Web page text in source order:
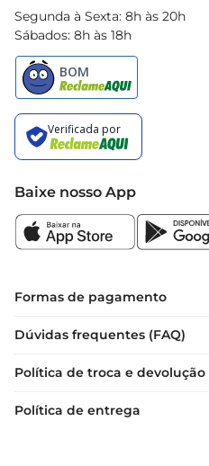
Segunda à Sexta: 8h às 20h
Sábados: 8h às 18h
Baixe nosso App
Formas de pagamento
Dúvidas frequentes (FAQ)
Política de troca e devolução
Política de entrega